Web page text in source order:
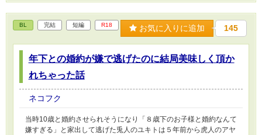
BL 完結 短編 R18 お気に入りに追加 145
年下との婚約が嫌で逃げたのに結局美味しく頂か
れちゃった話
ネコフク
当時10歳と婚約させられそうになり「８歳下のお子様と婚約なんて
嫌すぎる」と家出して逃げた兎人のユキトは５年前から虎人のアヤ